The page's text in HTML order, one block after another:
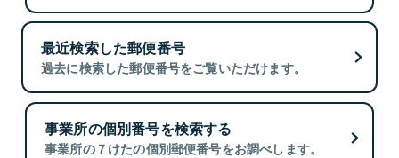
最近検索した郵便番号
過去に検索した郵便番号をご覧いただけます。
事業所の個別番号を検索する
事業所の７けたの個別郵便番号をお調べします。